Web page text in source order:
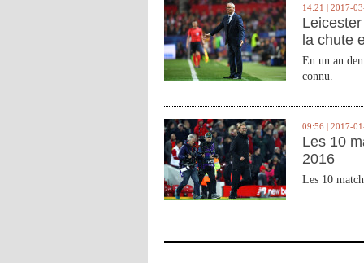
14:21 | 2017-
la chute
En un an
connu.
09:56 | 2017-
Les 10
2016
Les 10